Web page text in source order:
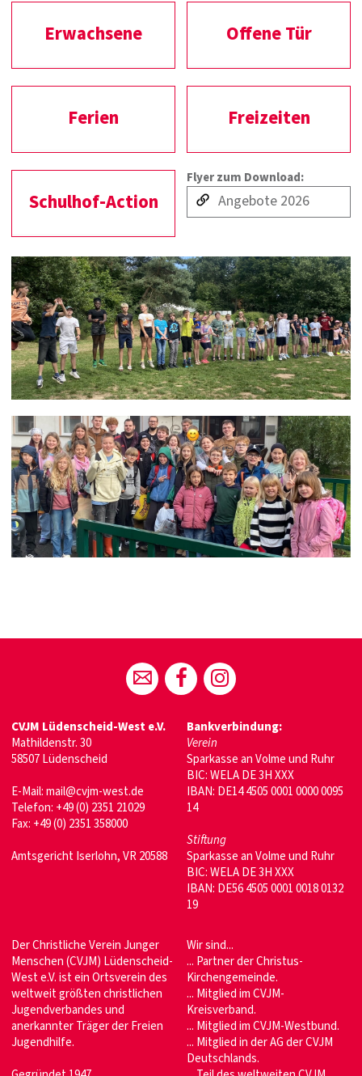
Erwachsene Offene Tür
Ferien
Schulhof-Action
Freizeiten
Flyer zum Download:
Angebote 2026
CVJM Lüdenscheid-West e.V.
Mathildenstr. 30
58507 Lüdenscheid
E-Mail: mail@cvjm-west.de
Telefon: +49 (0) 2351 21029
Fax: +49 (0) 2351 358000
Amtsgericht Iserlohn, VR 20588
Bankverbindung:
Verein
Sparkasse an Volme und Ruhr
BIC: WELA DE 3H XXX
IBAN: DE14 4505 0001 0000 0095
14
Stiftung
Sparkasse an Volme und Ruhr
BIC: WELA DE 3H XXX
IBAN: DE56 4505 0001 0018 0132
19
Der Christliche Verein Junger
Menschen (CVJM) Lüdenscheid-
West e.V. ist ein Ortsverein des
weltweit größten christlichen
Jugendverbandes und
anerkannter Träger der Freien
Jugendhilfe.
Wir sind...
... Partner der Christus-
Kirchengemeinde.
... Mitglied im CVJM-
Kreisverband.
... Mitglied im CVJM-Westbund.
... Mitglied in der AG der CVJM
Deutschlands.